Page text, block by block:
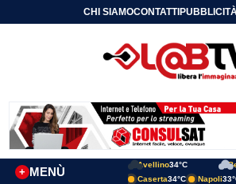
CHI SIAMOCONTATTIPUBBLICITÀ
MENÙ
+
Avellino34°C
Caserta34°C Napoli